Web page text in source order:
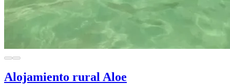
Alojamiento rural Aloe